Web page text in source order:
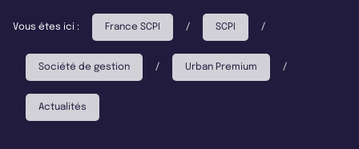
Vous êtes ici : France SCPI / SCPI /
Société de gestion / Urban Premium /
Actualités